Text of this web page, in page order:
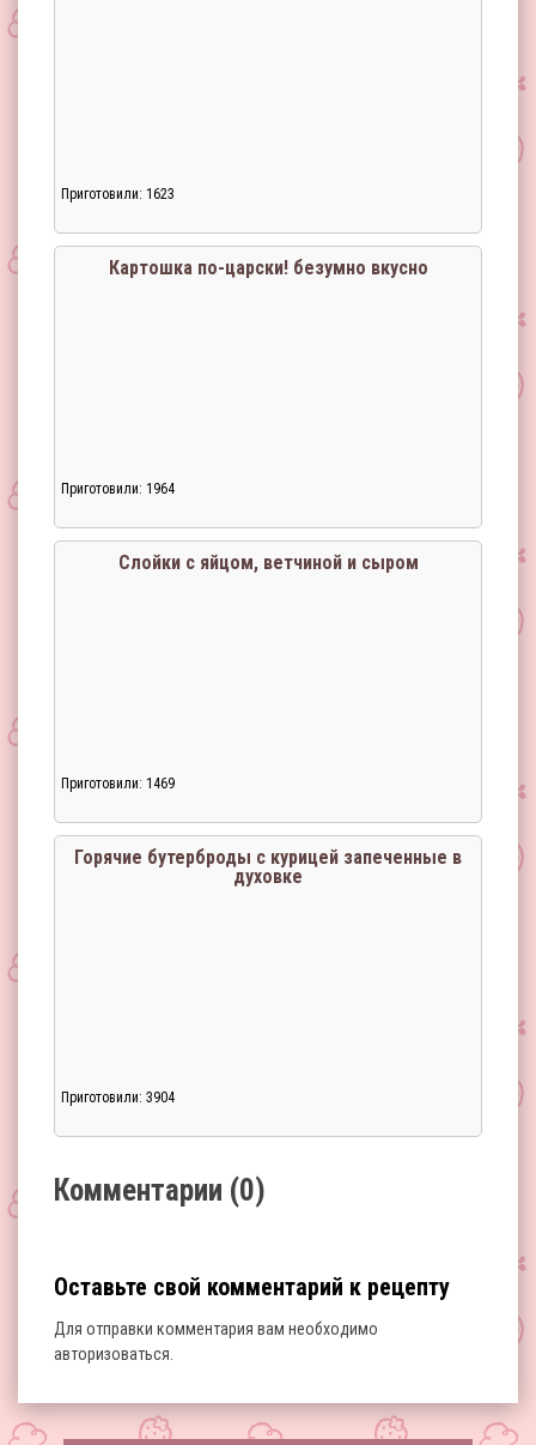
Приготовили: 1623
Картошка по-царски! безумно вкусно
Приготовили: 1964
Загрузка...
Слойки с яйцом, ветчиной и сыром
Приготовили: 1469
Горячие бутерброды с курицей запеченные в
духовке
Приготовили: 3904
Комментарии (0)
Оставьте свой комментарий к рецепту
Для отправки комментария вам необходимо
авторизоваться